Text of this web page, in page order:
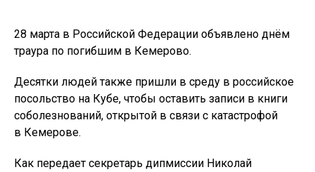
28 марта в Российской Федерации объявлено днём
траура по погибшим в Кемерово.
Десятки людей также пришли в среду в российское
посольство на Кубе, чтобы оставить записи в книги
соболезнований, открытой в связи с катастрофой
в Кемерове.
Как передает секретарь дипмиссии Николай